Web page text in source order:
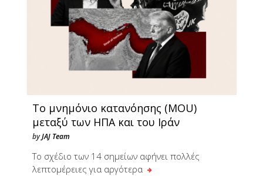
Το μνημόνιο κατανόησης (MOU)
μεταξύ των ΗΠΑ και του Ιράν
byJAJ Team
Το σχέδιο των 14 σημείων αφήνει πολλές
λεπτομέρειες για αργότερα